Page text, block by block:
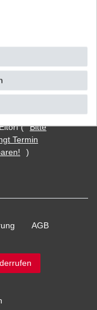
bei Abholung in
(
Bitte
Termin
)
AGB